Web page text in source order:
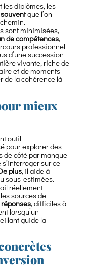
les diplômes, les
que l’on
sont minimisées,
de compétences,
professionnel
d’une succession
vivante, riche de
et de moments
de la cohérence là
mieux
outil
pour explorer des
de côté par manque
s’interroger sur ce
plus, il aide à
sous-estimées.
réellement
sources de
réponses, difficiles à
lorsqu’un
guide la